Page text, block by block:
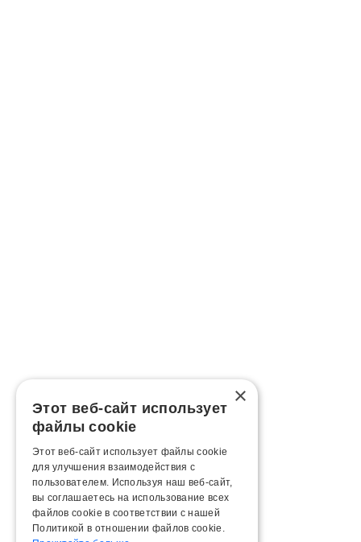
×
Этот веб-сайт использует
файлы cookie
Этот веб-сайт использует файлы cookie
для улучшения взаимодействия с
пользователем. Используя наш веб-сайт,
вы соглашаетесь на использование всех
файлов cookie в соответствии с нашей
Политикой в ​​отношении файлов cookie.